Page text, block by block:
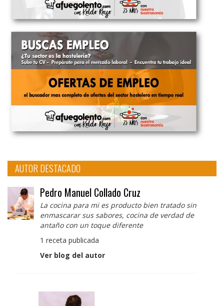
AUTOR DESTACADO
Pedro Manuel Collado Cruz
La cocina para mi es producto bien tratado sin
enmascarar sus sabores, cocina de verdad de
antaño con un toque diferente
1 receta publicada
Ver blog del autor